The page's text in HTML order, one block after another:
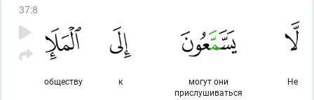
37:8
Не
могут они
прислушиваться
к
обществу